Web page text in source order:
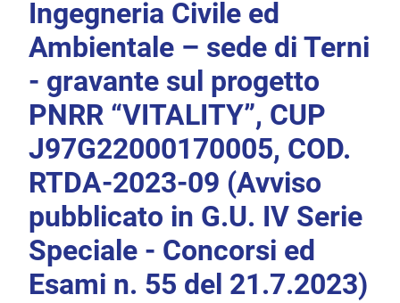
Ingegneria Civile ed
Ambientale – sede di Terni
- gravante sul progetto
PNRR “VITALITY”, CUP
J97G22000170005, COD.
RTDA-2023-09 (Avviso
pubblicato in G.U. IV Serie
Speciale - Concorsi ed
Esami n. 55 del 21.7.2023)